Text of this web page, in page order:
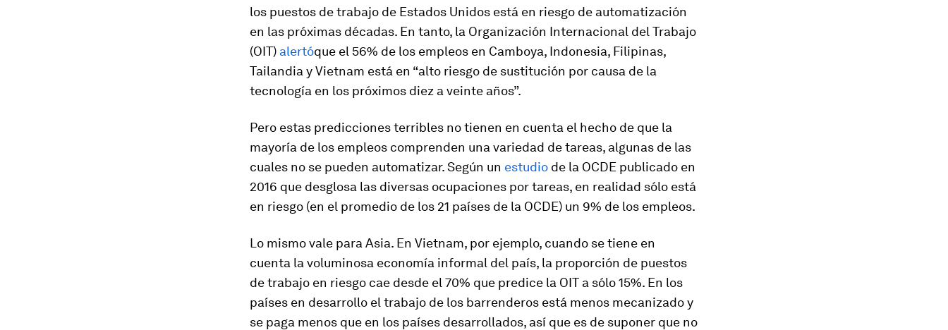
los puestos de trabajo de Estados Unidos está en riesgo de automatización
en las próximas décadas. En tanto, la Organización Internacional del Trabajo
(OIT) alertóque el 56% de los empleos en Camboya, Indonesia, Filipinas,
Tailandia y Vietnam está en “alto riesgo de sustitución por causa de la
tecnología en los próximos diez a veinte años”.
Pero estas predicciones terribles no tienen en cuenta el hecho de que la
mayoría de los empleos comprenden una variedad de tareas, algunas de las
cuales no se pueden automatizar. Según un estudio de la OCDE publicado en
2016 que desglosa las diversas ocupaciones por tareas, en realidad sólo está
en riesgo (en el promedio de los 21 países de la OCDE) un 9% de los empleos.
Lo mismo vale para Asia. En Vietnam, por ejemplo, cuando se tiene en
cuenta la voluminosa economía informal del país, la proporción de puestos
de trabajo en riesgo cae desde el 70% que predice la OIT a sólo 15%. En los
países en desarrollo el trabajo de los barrenderos está menos mecanizado y
se paga menos que en los países desarrollados, así que es de suponer que no